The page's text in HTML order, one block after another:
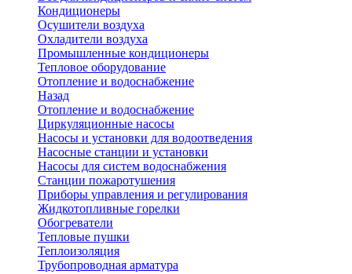
Кондиционеры
Осушители воздуха
Охладители воздуха
Промышленные кондиционеры
Тепловое оборудование
Отопление и водоснабжение
Назад
Отопление и водоснабжение
Циркуляционные насосы
Насосы и установки для водоотведения
Насосные станции и установки
Насосы для систем водоснабжения
Станции пожаротушения
Приборы управления и регулирования
Жидкотопливные горелки
Обогреватели
Тепловые пушки
Теплоизоляция
Трубопроводная арматура